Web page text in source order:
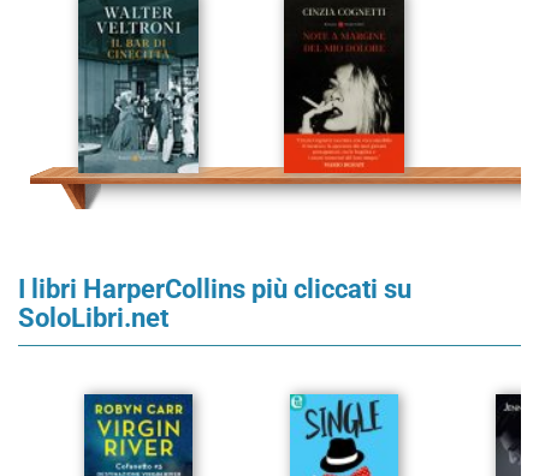
I libri HarperCollins più cliccati su
SoloLibri.net